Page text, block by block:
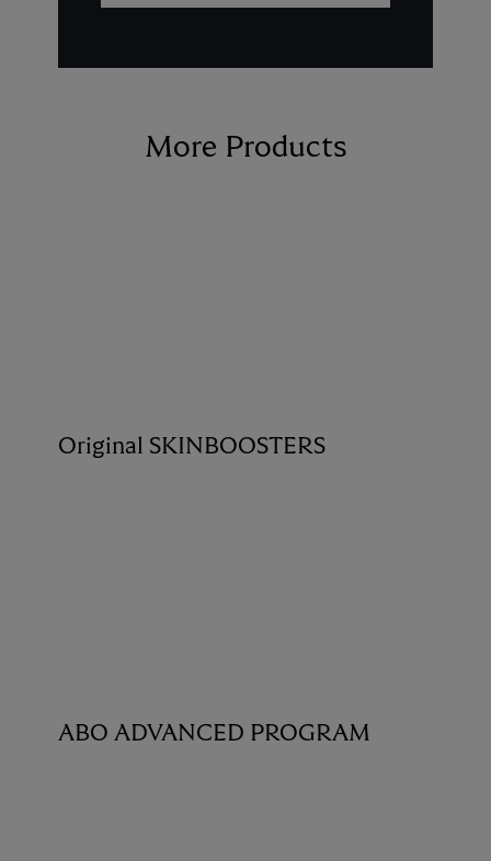
More Products
Original SKINBOOSTERS
ABO ADVANCED PROGRAM